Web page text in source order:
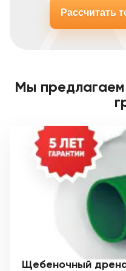
Рассчитать
Мы предлагаем
Щебеночный